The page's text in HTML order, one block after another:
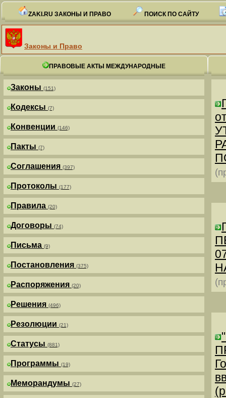
ZAKI.RU ЗАКОНЫ И ПРАВО ПОИСК ПО САЙТУ
Законы и Право
ПРАВОВЫЕ АКТЫ МЕЖДУНАРОДНЫЕ
Законы (151)
Кодексы (7)
Конвенции (146)
Пакты (7)
Соглашения (397)
Протоколы (177)
Правила (20)
Договоры (74)
Письма (9)
Постановления (375)
Распоряжения (20)
Решения (496)
Резолюции (21)
Статусы (881)
Программы (19)
Меморандумы (27)